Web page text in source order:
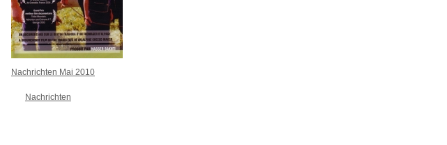
Nachrichten Mai 2010
Nachrichten